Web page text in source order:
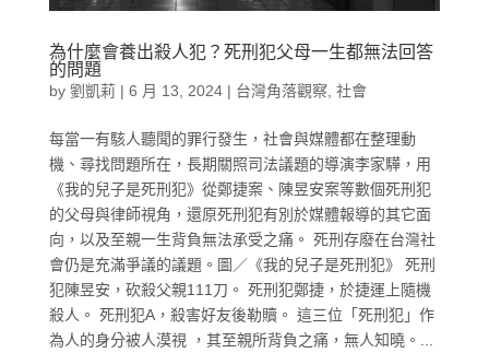
為什麼會養出殺人犯？死刑犯父母一生都無法回答
的問題
by 劉凱莉| 6 月 13, 2024| 台灣角落觀察 社會
每當一有駭人聽聞的罪行發生，社會與媒體都在整理動
機、尋找問題所在，長期關照司法議題的導演李家驊，用
《我的兒子是死刑犯》從鄭捷案、陳昱安案等數個死刑犯
的父母與律師視角，還原死刑犯有別於媒體報導的其它面
向，以及至親一生背負無法承受之痛。 死刑存廢在台灣社
會仍是充滿爭議的議題。圖／《我的兒子是死刑犯》 死刑
犯陳昱安，砍殺父親111刀。 死刑犯鄭捷，於捷運上隨機
殺人。 死刑犯A，殺害好友後勒贖。 這三位「死刑犯」作
為人的身分被人漠視 ，其至親所背負之痛，無人知曉。...